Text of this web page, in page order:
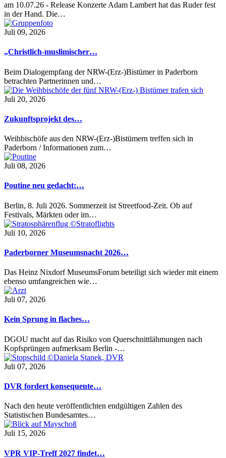
am 10.07.26 - Release Konzerte Adam Lambert hat das Ruder fest
in der Hand. Die…
Juli 09, 2026
„Christlich-muslimischer…
Beim Dialogempfang der NRW-(Erz-)Bistümer in Paderborn
betrachten Partnerinnen und…
Juli 20, 2026
Zukunftsprojekt des…
Weihbischöfe aus den NRW-(Erz-)Bistümern treffen sich in
Paderborn / Informationen zum…
Juli 08, 2026
Poutine neu gedacht:…
Berlin, 8. Juli 2026. Sommerzeit ist Streetfood-Zeit. Ob auf
Festivals, Märkten oder im…
Juli 10, 2026
Paderborner Museumsnacht 2026…
Das Heinz Nixdorf MuseumsForum beteiligt sich wieder mit einem
ebenso umfangreichen wie…
Juli 07, 2026
Kein Sprung in flaches…
DGOU macht auf das Risiko von Querschnittlähmungen nach
Kopfsprüngen aufmerksam Berlin -…
Juli 07, 2026
DVR fordert konsequente…
Nach den heute veröffentlichten endgültigen Zahlen des
Statistischen Bundesamtes…
Juli 15, 2026
VPR VIP-Treff 2027 findet…